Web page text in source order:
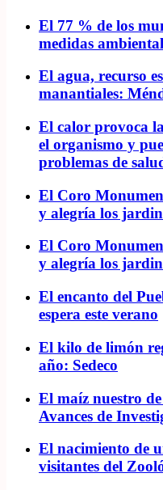
El 77 % de los
medidas
El agua, recurso
manantiales:
El calor provoca
el organismo y
problemas de
El Coro
y alegría los
El Coro
y alegría los
El encanto del
espera este verano
El kilo de limón
año: Sedeco
El maíz nuestro
Avances de
El nacimiento de
visitantes del